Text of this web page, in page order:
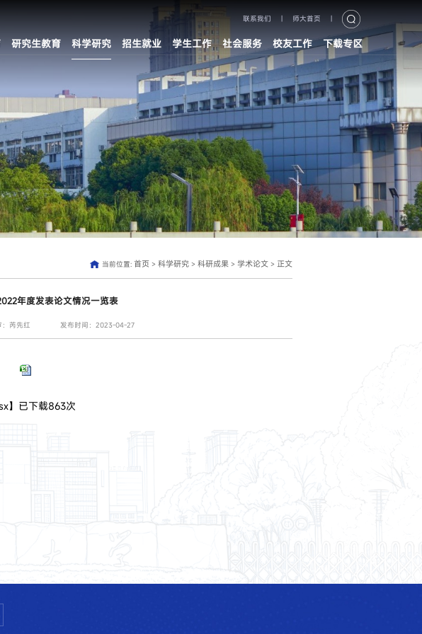
联系我们 师大首页
研究生教育 科学研究 招生就业 学生工作 社会服务 校友工作 下载专区
当前位置:首页 >科学研究 >科研成果 >学术论文 >正文
年度发表论文情况一览表
：芮先红 发布时间：2023-04-27
】已下载863次